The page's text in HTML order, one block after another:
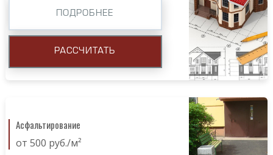
ПОДРОБНЕЕ
РАССЧИТАТЬ
Асфальтирование
от 500 руб./м²